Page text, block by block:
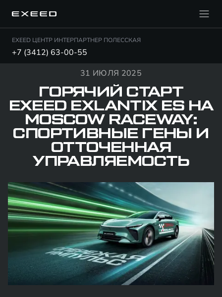
EXEED ЦЕНТР ИНТЕРПАРТНЕР ПОЛЕССКАЯ
+7 (3412) 63-00-55
31 ИЮЛЯ 2025
ГОРЯЧИЙ СТАРТ
EXEED EXLANTIX ES НА
MOSCOW RACEWAY:
СПОРТИВНЫЕ ГЕНЫ И
ОТТОЧЕННАЯ
УПРАВЛЯЕМОСТЬ